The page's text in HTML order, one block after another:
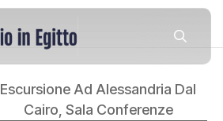
Escursione Ad Alessandria Dal
Cairo, Sala Conferenze